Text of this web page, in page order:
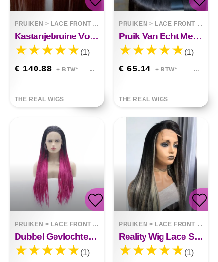
PRUIKEN > LACE FRONT WIGS
Kastanjebruine Voorgetekende Kanten Pruik Met Babyhaar
(1)
€ 140.88 + BTW*
THE REAL WIGS
PRUIKEN > LACE FRONT WIGS
Pruik Van Echt Menselijk Haar Om Recht Te Trekken
(1)
€ 65.14 + BTW*
THE REAL WIGS
PRUIKEN > LACE FRONT WIGS
Dubbel Gevlochten Pruik Paars
(1)
PRUIKEN > LACE FRONT WIGS
Reality Wig Lace Straight Body Wave-pruiken Van Echt Haar
(1)